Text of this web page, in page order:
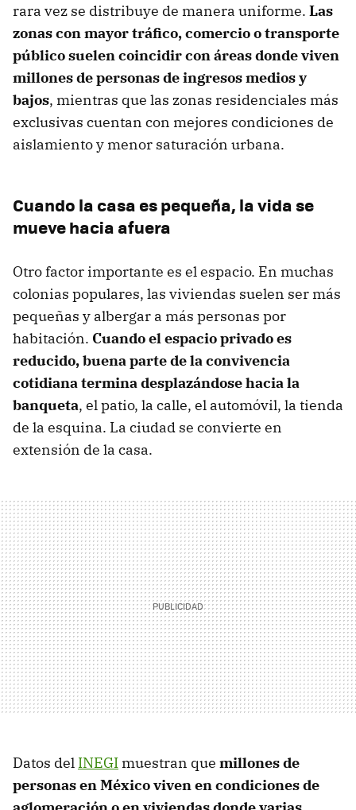
rara vez se distribuye de manera uniforme. Las
zonas con mayor tráfico, comercio otransporte
público suelen coincidir con áreas donde viven
millones de personas de ingresos medios y
bajos, mientras que las zonas residenciales más
exclusivas cuentan con mejores condiciones de
aislamiento y menor saturación urbana.
Cuando la casa es pequeña, la vida se
mueve hacia afuera
Otro factor importante es el espacio. En muchas
colonias populares, las viviendas suelen ser más
pequeñas y albergar a más personas por
habitación. Cuando el espacio privado es
reducido, buena parte de la convivencia
cotidiana termina desplazándose hacia la
banqueta, el patio, la calle, el automóvil, la tienda
de la esquina. La ciudad se convierte en
extensión de la casa.
Datos del INEGI muestran que millones de
personas en México viven en condiciones de